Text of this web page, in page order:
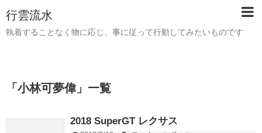
行雲流水
執着することなく物に応じ、事に従って行動してみたいものです
「 小林可夢偉」 一覧
2018 SuperGT レクサス